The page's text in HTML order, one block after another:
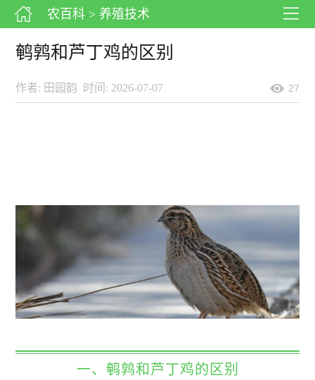
农百科 > 养殖技术
鹌鹑和芦丁鸡的区别
作者: 田园韵 时间: 2026-07-07 27
一、鹌鹑和芦丁鸡的区别